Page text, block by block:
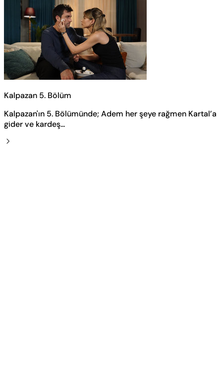
Kalpazan 5. Bölüm
Kalpazan'ın 5. Bölümünde; Adem her şeye rağmen Kartal’a
gider ve kardeş...